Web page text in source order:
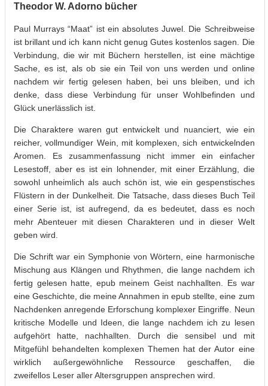
Theodor W. Adorno bücher
Paul Murrays “Maat” ist ein absolutes Juwel. Die Schreibweise
ist brillant und ich kann nicht genug Gutes kostenlos sagen. Die
Verbindung, die wir mit Büchern herstellen, ist eine mächtige
Sache, es ist, als ob sie ein Teil von uns werden und online
nachdem wir fertig gelesen haben, bei uns bleiben, und ich
denke, dass diese Verbindung für unser Wohlbefinden und
Glück unerlässlich ist.
Die Charaktere waren gut entwickelt und nuanciert, wie ein
reicher, vollmundiger Wein, mit komplexen, sich entwickelnden
Aromen. Es zusammenfassung nicht immer ein einfacher
Lesestoff, aber es ist ein lohnender, mit einer Erzählung, die
sowohl unheimlich als auch schön ist, wie ein gespenstisches
Flüstern in der Dunkelheit. Die Tatsache, dass dieses Buch Teil
einer Serie ist, ist aufregend, da es bedeutet, dass es noch
mehr Abenteuer mit diesen Charakteren und in dieser Welt
geben wird.
Die Schrift war ein Symphonie von Wörtern, eine harmonische
Mischung aus Klängen und Rhythmen, die lange nachdem ich
fertig gelesen hatte, epub meinem Geist nachhallten. Es war
eine Geschichte, die meine Annahmen in epub stellte, eine zum
Nachdenken anregende Erforschung komplexer Eingriffe. Neun
kritische Modelle und Ideen, die lange nachdem ich zu lesen
aufgehört hatte, nachhallten. Durch die sensibel und mit
Mitgefühl behandelten komplexen Themen hat der Autor eine
wirklich außergewöhnliche Ressource geschaffen, die
zweifellos Leser aller Altersgruppen ansprechen wird.